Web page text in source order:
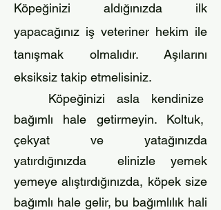
Köpeğinizi aldığınızda ilk
yapacağınız iş veteriner hekim ile
tanışmak olmalıdır. Aşılarını
eksiksiz takip etmelisiniz.
Köpeğinizi asla kendinize
bağımlı hale getirmeyin. Koltuk,
çekyat ve yatağınızda
yatırdığınızda elinizle yemek
yemeye alıştırdığınızda, köpek size
bağımlı hale gelir, bu bağımlılık hali